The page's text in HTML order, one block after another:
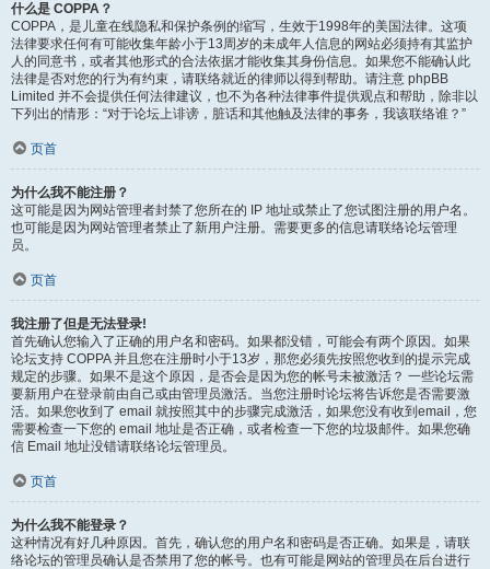
什么是 COPPA？
COPPA，是儿童在线隐私和保护条例的缩写，生效于1998年的美国法律。这项
法律要求任何有可能收集年龄小于13周岁的未成年人信息的网站必须持有其监护
人的同意书，或者其他形式的合法依据才能收集其身份信息。如果您不能确认此
法律是否对您的行为有约束，请联络就近的律师以得到帮助。请注意 phpBB
Limited 并不会提供任何法律建议，也不为各种法律事件提供观点和帮助，除非以
下列出的情形：“对于论坛上诽谤，脏话和其他触及法律的事务，我该联络谁？”
页首
为什么我不能注册？
这可能是因为网站管理者封禁了您所在的 IP 地址或禁止了您试图注册的用户名。
也可能是因为网站管理者禁止了新用户注册。需要更多的信息请联络论坛管理
员。
页首
我注册了但是无法登录!
首先确认您输入了正确的用户名和密码。如果都没错，可能会有两个原因。如果
论坛支持 COPPA 并且您在注册时小于13岁，那您必须先按照您收到的提示完成
规定的步骤。如果不是这个原因，是否会是因为您的帐号未被激活？ 一些论坛需
要新用户在登录前由自己或由管理员激活。当您注册时论坛将告诉您是否需要激
活。如果您收到了 email 就按照其中的步骤完成激活，如果您没有收到email，您
需要检查一下您的 email 地址是否正确，或者检查一下您的垃圾邮件。如果您确
信 Email 地址没错请联络论坛管理员。
页首
为什么我不能登录？
这种情况有好几种原因。首先，确认您的用户名和密码是否正确。如果是，请联
络论坛的管理员确认是否禁用了您的帐号。也有可能是网站的管理员在后台进行